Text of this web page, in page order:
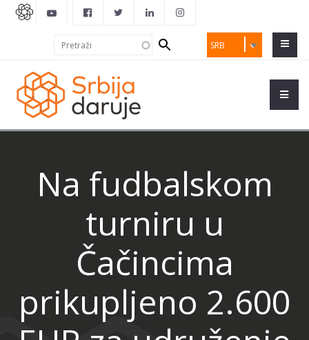
SRB
Search
form
Na fudbalskom
turniru u
Čačincima
prikupljeno 2.600